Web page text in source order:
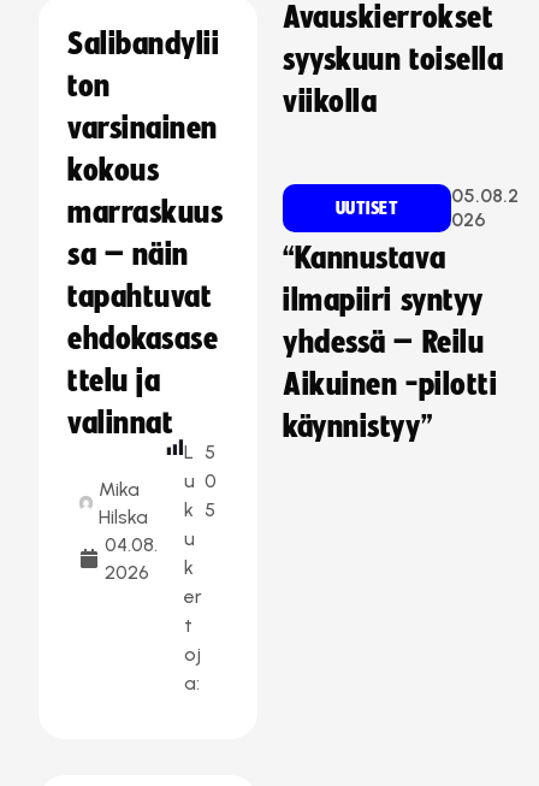
Salibandylii
ton
varsinainen
kokous
marraskuus
sa – näin
tapahtuvat
ehdokasase
ttelu ja
valinnat
Mika
Hilska
04.08.
2026
L
u
k
u
k
er
t
oj
a:
5
0
5
Avauskierrokset
syyskuun toisella
viikolla
UUTISET
05.08.2
026
“Kannustava
ilmapiiri syntyy
yhdessä – Reilu
Aikuinen -pilotti
käynnistyy”